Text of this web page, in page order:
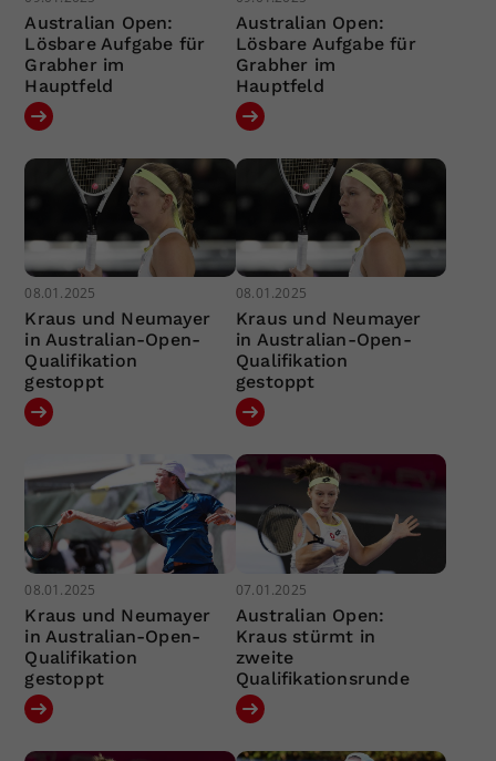
Australian Open:
Lösbare Aufgabe für
Grabher im
Hauptfeld
Australian Open:
Lösbare Aufgabe für
Grabher im
Hauptfeld
08.01.2025
Kraus und Neumayer
in Australian-Open-
Qualifikation
gestoppt
08.01.2025
Kraus und Neumayer
in Australian-Open-
Qualifikation
gestoppt
08.01.2025
Kraus und Neumayer
in Australian-Open-
Qualifikation
gestoppt
07.01.2025
Australian Open:
Kraus stürmt in
zweite
Qualifikationsrunde